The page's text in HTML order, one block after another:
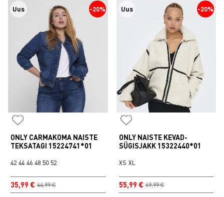
-20%
Uus
ONLY CARMAKOMA NAISTE
TEKSATAGI 15224741*01
35,99 € 44,99 €
42 44 46 48 50 52
-20%
Uus
ONLY NAISTE KEVAD-
SÜGISJAKK 15322440*01
55,99 € 69,99 €
XS XL